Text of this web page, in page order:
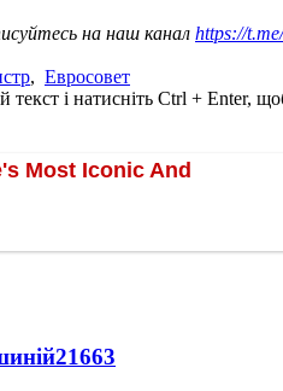
на наш канал https://
, Евросовет
і натисніть Ctrl + Enter,
21663